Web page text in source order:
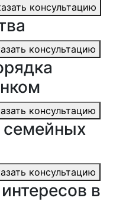
консультацию
консультацию
консультацию
семейных
консультацию
в